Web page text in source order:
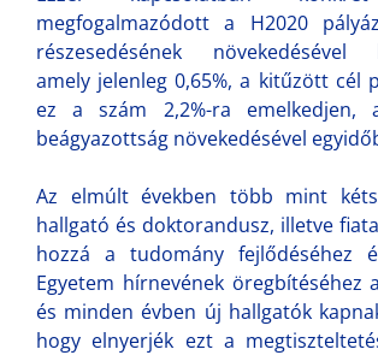
megfogalmazódott a H2020
részesedésének növekedésével
amely jelenleg 0,65%, a kitűzött cél
ez a szám 2,2%-ra emelkedjen,
beágyazottság növekedésével
Az elmúlt években több mint
hallgató és doktorandusz, illetve
hozzá a tudomány fejlődéséhez
Egyetem hírnevének öregbítéséhez
és minden évben új hallgatók
hogy elnyerjék ezt a